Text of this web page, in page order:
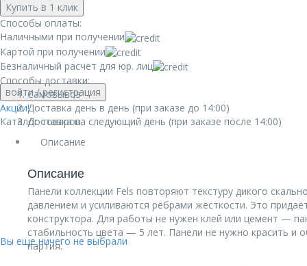
войти/ регистрация
Акции!
Каталог товаров
Вы еще ничего не выбрали
Купить в 1 клик
Способы оплаты:
Наличными при получении
Картой при получении
Безналичный расчет для юр. лиц
Способы доставки:
Самовывоз
Доставка день в день (при заказе до 14:00)
Доставка на следующий день (при заказе после 14:00)
Описание
Описание
Панели коллекции Fels повторяют текстуру дикого
давлением и усиливаются рёбрами жёсткости. Это
конструктора. Для работы не нужен клей или цемент —
стабильность цвета — 5 лет. Панели не нужно красить
партия.